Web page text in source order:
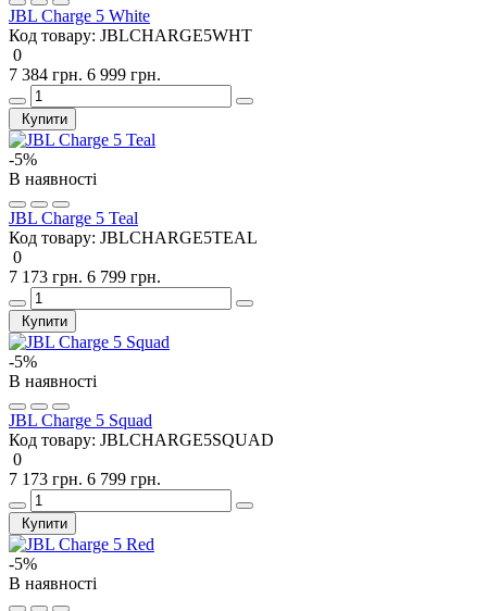
JBL Charge 5 White
Код товару: JBLCHARGE5WHT
0
7 384 грн. 6 999 грн.
Купити
-5%
В наявності
JBL Charge 5 Teal
Код товару: JBLCHARGE5TEAL
0
7 173 грн. 6 799 грн.
Купити
-5%
В наявності
JBL Charge 5 Squad
Код товару: JBLCHARGE5SQUAD
0
7 173 грн. 6 799 грн.
Купити
-5%
В наявності